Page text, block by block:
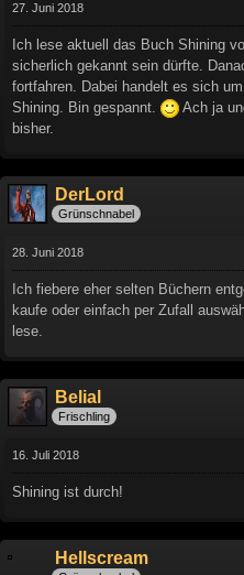
27. Juni 2018
Ich lese aktuell das Buch Shining
sicherlich gekannt sein dürfte.
fortfahren. Dabei handelt es sich
Shining. Bin gespannt.
Ach ja
bisher.
DerLord
Grünschnabel
28. Juni 2018
Ich fiebere eher selten Büchern
kaufe oder einfach per Zufall
lese.
Belial
Frischling
16. Juli 2018
Shining ist durch!
Hellscream